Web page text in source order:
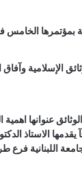
الخامس في
الإسلامية وآفاق
عنوانها اهمية
الاستاذ
اللبنانية فرع